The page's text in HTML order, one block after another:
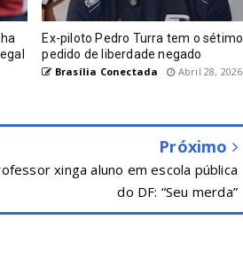
Ex-piloto Pedro Turra tem o sétimo
pedido de liberdade negado
Brasília Conectada Abril 28, 2026
Próximo
xinga aluno em escola pública
do DF: “Seu merda”